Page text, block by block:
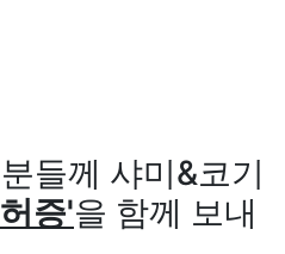
들께 샤미&코기
증'을 함께 보내